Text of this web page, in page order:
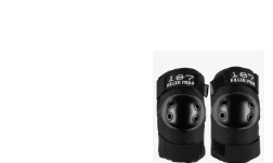
droits d'auteur ainsi que
de tiers ne seront pas
élément affiche la moyenne de